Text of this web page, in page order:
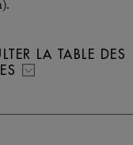
LA TABLE DES